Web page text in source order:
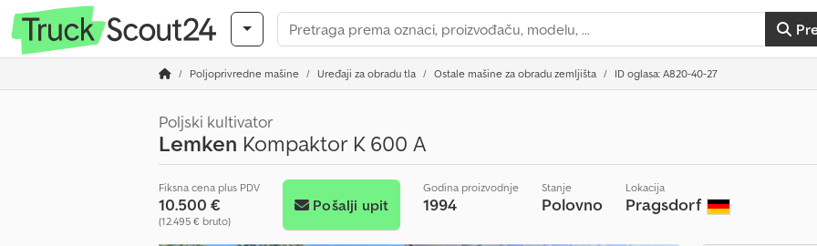
Poljoprivredne mašine Uređaji za obradu tla Ostale mašine za obradu zemljišta ID oglasa: A820-40-27
Poljski kultivator
Lemken Kompaktor K 600 A
Fiksna cena plus PDV
10.500 €
(12.495 € bruto)
Pošalji upit
Godina proizvodnje
1994
Stanje
Polovno
Lokacija
Pragsdorf